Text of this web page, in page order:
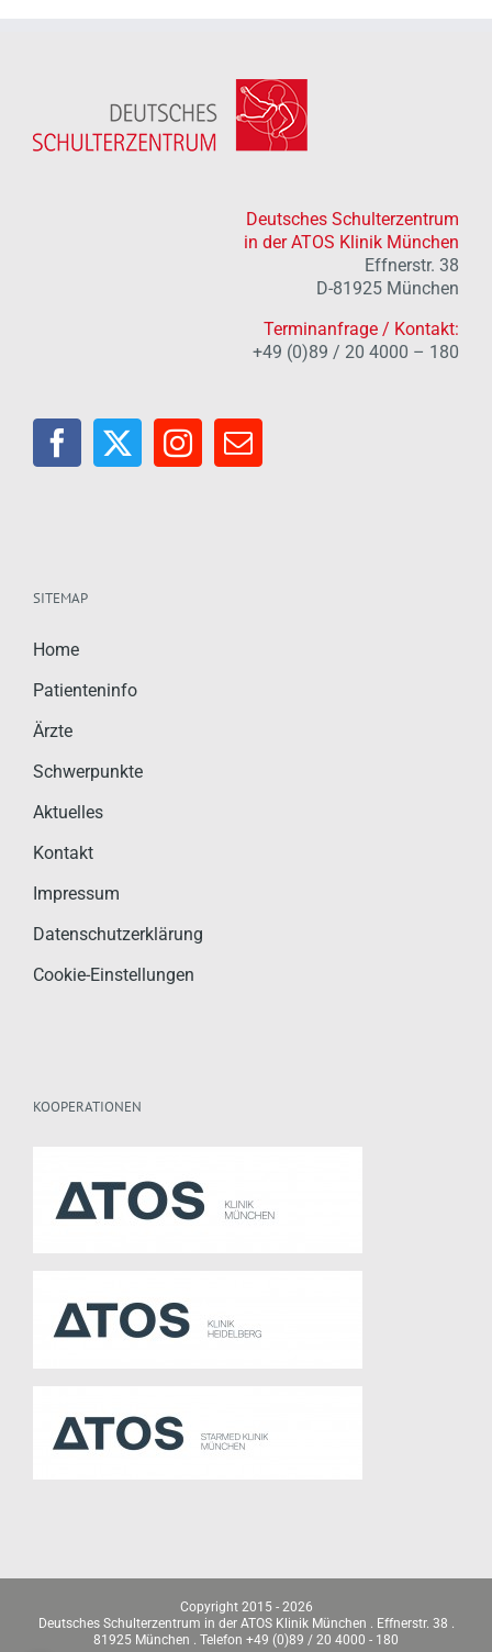
Deutsches Schulterzentrum
in der ATOS Klinik München
Effnerstr. 38
D-81925 München
Terminanfrage / Kontakt:
+49 (0)89 / 20 4000 – 180
SITEMAP
Home
Patienteninfo
Ärzte
Schwerpunkte
Aktuelles
Kontakt
Impressum
Datenschutzerklärung
Cookie-Einstellungen
KOOPERATIONEN
Copyright 2015 - 2026
Deutsches Schulterzentrum in der ATOS Klinik München . Effnerstr. 38 .
81925 München . Telefon +49 (0)89 / 20 4000 - 180